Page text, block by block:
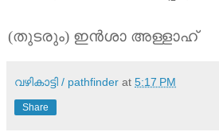
(തുടരും) ഇൻശാ അള്ളാഹ്
വഴികാട്ടി / pathfinder at 5:17 PM
Share